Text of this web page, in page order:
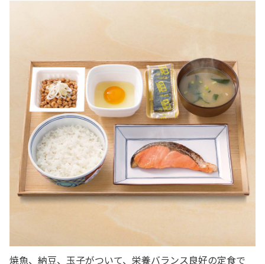
牛丼のこだわり 吉野家の歴史
焼魚、納豆、玉子がついて、栄養バランス良好の定食で